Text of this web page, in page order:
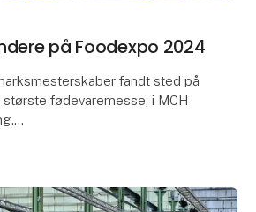
på Foodexpo 2024
fandt sted på
fødevaremesse, i MCH